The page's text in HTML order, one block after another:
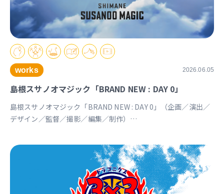
works 2026.06.05
島根スサノオマジック「BRAND NEW : DAY 0」
島根スサノオマジック「BRAND NEW : DAY 0」（企画／演出／
デザイン／監督／撮影／編集／制作）